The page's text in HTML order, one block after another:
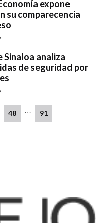
expone
su comparecencia
Sinaloa analiza
de seguridad por
48 … 91